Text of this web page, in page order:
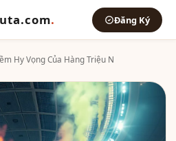
. Đăng Ký
Hy Vọng Của Hàng Triệu N